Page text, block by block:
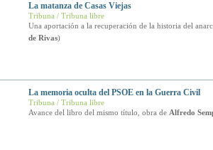
La matanza de Casas Viejas
Tribuna / Tribuna libre
Una aportación a la recuperación de la historia del
de Rivas)
La memoria oculta del PSOE en la Guerra Civil
Tribuna / Tribuna libre
Avance del libro del mismo título, obra de Alfredo